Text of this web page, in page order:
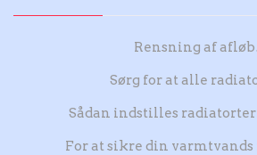
Rensning af
Sørg for at alle
Sådan indstilles
For at sikre din